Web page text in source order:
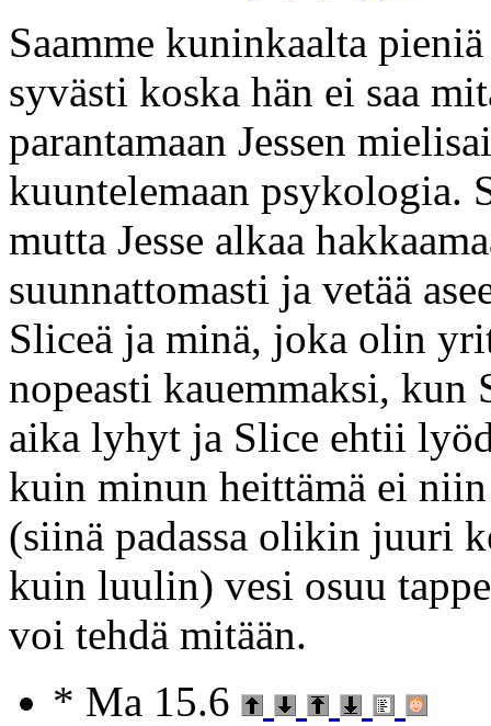
Saamme kuninkaalta
syvästi koska hän ei saa
parantamaan Jessen
kuuntelemaan psykologia.
mutta Jesse alkaa
suunnattomasti ja vetää
Sliceä ja minä, joka olin
nopeasti kauemmaksi, kun
aika lyhyt ja Slice ehtii
kuin minun heittämä ei
(siinä padassa olikin juuri
kuin luulin) vesi osuu
voi tehdä mitään.
* Ma 15.6